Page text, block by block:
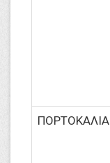
ΠΟΡΤΟΚΑΛΙΑ